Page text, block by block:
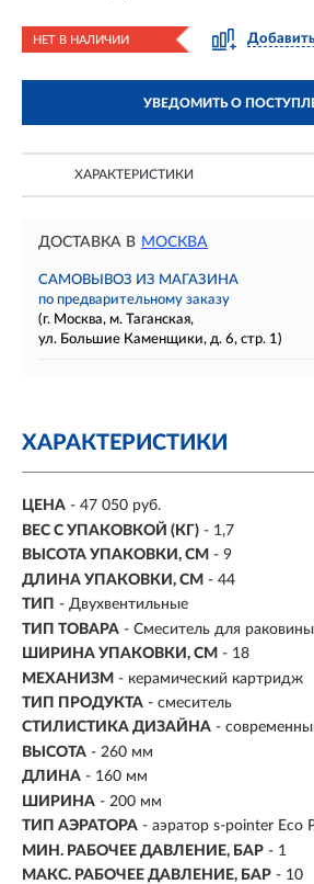
НЕТ В НАЛИЧИИ
УВЕДОМИТЬ О
ХАРАКТЕРИСТИКИ
ДОСТАВКА В МОСКВА
САМОВЫВОЗ ИЗ МАГАЗИНА
по предварительному заказу
(г. Москва, м. Таганская,
ул. Большие Каменщики, д. 6, стр. 1)
ХАРАКТЕРИСТИКИ
ЦЕНА - 47 050 руб.
ВЕС С УПАКОВКОЙ (КГ) - 1,7
ВЫСОТА УПАКОВКИ, СМ - 9
ДЛИНА УПАКОВКИ, СМ - 44
ТИП - Двухвентильные
ТИП ТОВАРА - Смеситель для раковины
ШИРИНА УПАКОВКИ, СМ - 18
МЕХАНИЗМ - керамический картридж
ТИП ПРОДУКТА - смеситель
СТИЛИСТИКА ДИЗАЙНА -
ВЫСОТА - 260 мм
ДЛИНА - 160 мм
ШИРИНА - 200 мм
ТИП АЭРАТОРА - аэратор s-pointer Eco
МИН. РАБОЧЕЕ ДАВЛЕНИЕ, БАР - 1
МАКС. РАБОЧЕЕ ДАВЛЕНИЕ, БАР - 10